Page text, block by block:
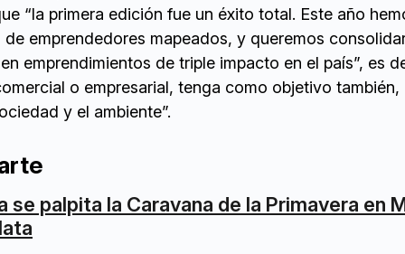
“la primera edición fue un éxito total. Este año
emprendedores mapeados, y queremos
emprendimientos de triple impacto en el país”, es
o empresarial, tenga como objetivo también,
y el ambiente”.
se palpita la Caravana de la Primavera en